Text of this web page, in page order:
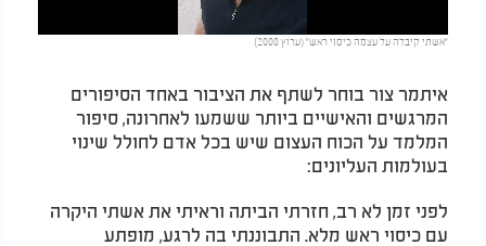
Video
"אשתי קיבלה על עצמה כיסוי ראש" (ערוץ 2000)
איתמר צור בוחר לשתף את הציבור באחד הסיפורים
המרגשים והאישיים ביותר ששמעו לאחרונה, סיפור
המלמד על הכוח העצום שיש בכל אדם לחולל שינוי
בעולמות העליונים:
לפני זמן לא רב, חזרתי הביתה וראיתי את אשתי היקרה
עם כיסוי ראש מלא. התבוננתי בה לרגע, מופתע